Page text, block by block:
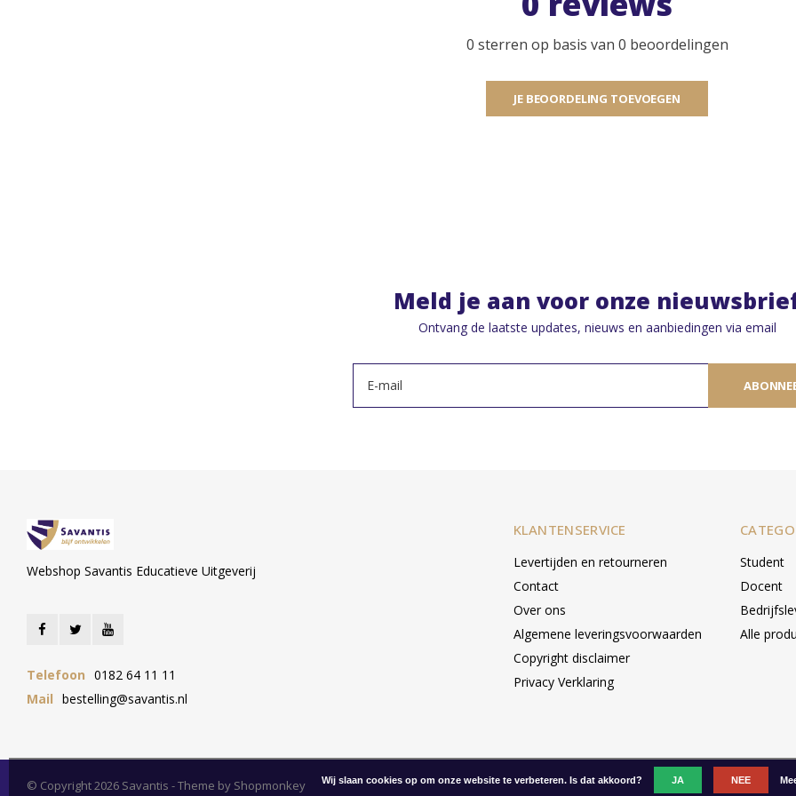
0 sterren op basis van 0 beoordelingen
JE BEOORDELING TOEVOEGEN
Meld je aan voor onze
Ontvang de laatste updates, nieuws en aanbiedingen via email
Webshop Savantis Educatieve Uitgeverij
Telefoon 0182 64 11 11
Mail bestelling@savantis.nl
KLANTENSERVICE
Levertijden en retourneren
Contact
Over ons
Algemene leveringsvoorwaarden
Copyright disclaimer
Privacy Verklaring
Student
Docent
Alle
© Copyright 2026 Savantis - Theme by Shopmonkey Wij slaan cookies op om onze website te verbeteren. Is dat akkoord? JA NEE